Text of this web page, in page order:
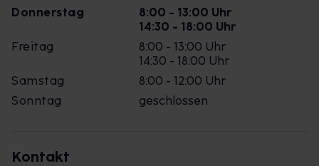
Donnerstag
8:00 - 13:00 Uhr
14:30 - 18:00 Uhr
Freitag
8:00 - 13:00 Uhr
14:30 - 18:00 Uhr
Samstag
8:00 - 12:00 Uhr
Sonntag
geschlossen
Kontakt